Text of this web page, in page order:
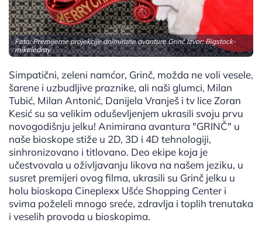
Foto: Premijerne projekcije animirane avanture Grinč Izvor:Bigstock-
mikeledray
Simpatični, zeleni namćor, Grinč, možda ne voli vesele,
šarene i uzbudljive praznike, ali naši glumci, Milan
Tubić, Milan Antonić, Danijela Vranješ i tv lice Zoran
Kesić su sa velikim oduševljenjem ukrasili svoju prvu
novogodišnju jelku! Animirana avantura "GRINČ" u
naše bioskope stiže u 2D, 3D i 4D tehnologiji,
sinhronizovano i titlovano. Deo ekipe koja je
učestvovala u oživljavanju likova na našem jeziku, u
susret premijeri ovog filma, ukrasili su Grinč jelku u
holu bioskopa Cineplexx Ušće Shopping Center i
svima poželeli mnogo sreće, zdravlja i toplih trenutaka
i veselih provoda u bioskopima.